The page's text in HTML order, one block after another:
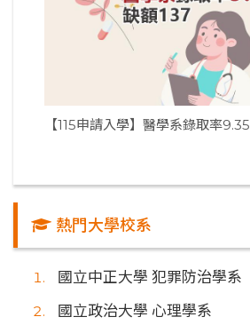
【115申請入學】醫學系錄取率
熱門大學校系
國立中正大學 犯罪防治學系
國立政治大學 心理學系